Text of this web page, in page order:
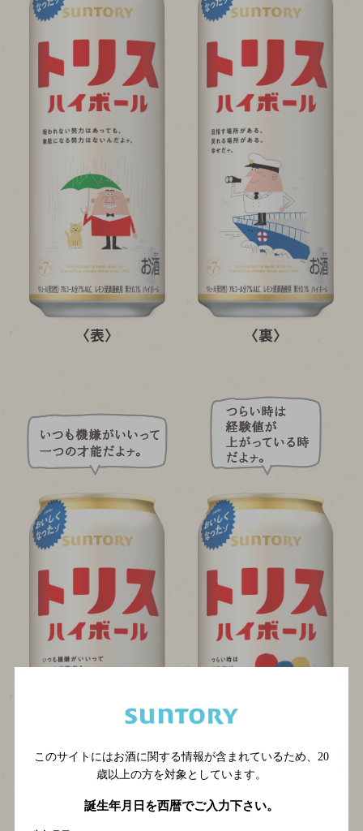
このサイトにはお酒に関する情報が含まれているため、 20
歳以上の方を対象としています。
誕生年月日を西暦でご入力下さい。